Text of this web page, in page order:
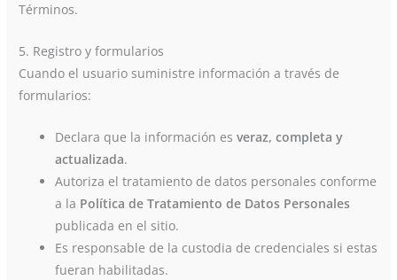
Términos.
5. Registro y formularios
Cuando el usuario suministre información a través de
formularios:
Declara que la información esveraz, completa y
actualizada.
Autoriza el tratamiento de datos personales conforme
a la Política de Tratamiento de Datos Personales
publicada en el sitio.
Es responsable de la custodia de credenciales si estas
fueran habilitadas.